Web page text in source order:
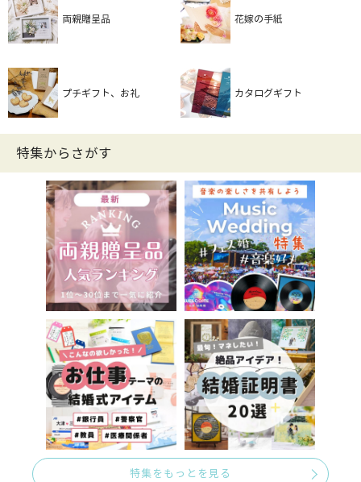
両親贈呈品 花嫁の手紙
プチギフト、お礼 カタログギフト
特集からさがす
特集をもっとを見る